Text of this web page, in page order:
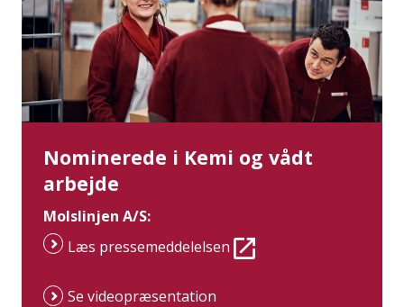
Nominerede i Kemi og vådt
arbejde
Molslinjen A/S:
Læs pressemeddelelsen
Se videopræsentation